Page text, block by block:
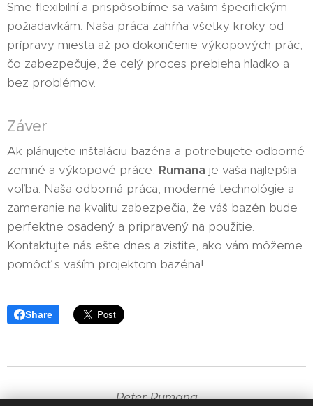
Sme flexibilní a prispôsobíme sa vašim špecifickým
požiadavkám. Naša práca zahŕňa všetky kroky od
prípravy miesta až po dokončenie výkopových prác,
čo zabezpečuje, že celý proces prebieha hladko a
bez problémov.
Záver
Ak plánujete inštaláciu bazéna a potrebujete odborné
zemné a výkopové práce, Rumana je vaša najlepšia
voľba. Naša odborná práca, moderné technológie a
zameranie na kvalitu zabezpečia, že váš bazén bude
perfektne osadený a pripravený na použitie.
Kontaktujte nás ešte dnes a zistite, ako vám môžeme
pomôcť s vaším projektom bazéna!
Share
Peter Rumana